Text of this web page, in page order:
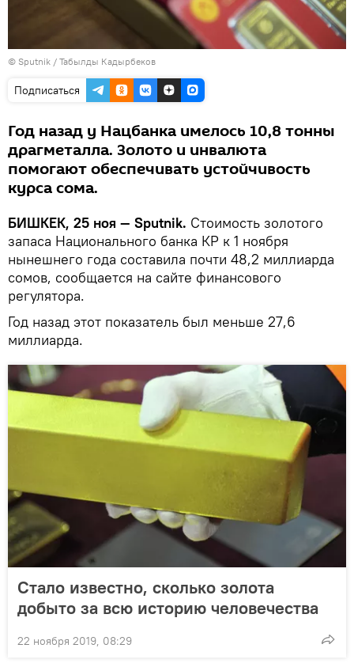
© Sputnik / Табылды Кадырбеков
Подписаться
Год назад у Нацбанка имелось 10,8 тонны
драгметалла. Золото и инвалюта
помогают обеспечивать устойчивость
курса сома.
БИШКЕК, 25 ноя — Sputnik. Стоимость золотого
запаса Национального банка КР к 1 ноября
нынешнего года составила почти 48,2 миллиарда
сомов, сообщается на сайте финансового
регулятора.
Год назад этот показатель был меньше 27,6
миллиарда.
Стало известно, сколько золота
добыто за всю историю человечества
22 ноября 2019, 08:29